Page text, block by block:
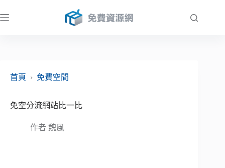
至
首頁
› 免費空間
免空分流網站比一比
作者 魏風